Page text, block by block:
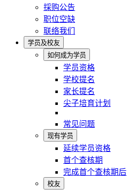
採购公告
职位空缺
联络我们
学员及校友
如何成为学员
学员资格
学校提名
家长提名
尖子培育计划
常见问题
现有学员
延续学员资格
首个查核期
完成首个查核期后
校友